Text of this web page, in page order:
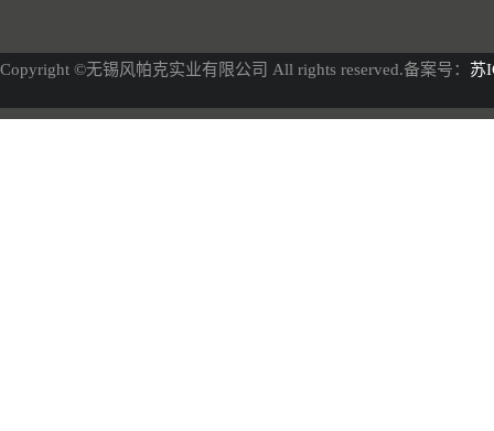
Copyright ©无锡风帕克实业有限公司 All rights reserved.备案号： 苏